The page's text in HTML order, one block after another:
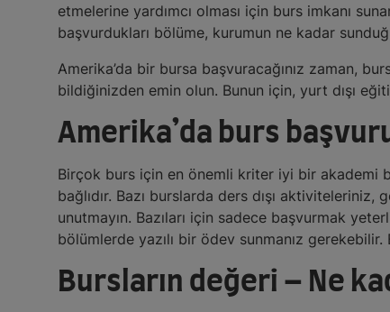
etmelerine yardımcı olması için burs imkanı
başvurdukları bölüme, kurumun ne kadar
Amerika’da bir bursa başvuracağınız zaman,
bildiğinizden emin olun. Bunun için, yurt dışı
Amerika’da burs
Birçok burs için en önemli kriter iyi bir akademi
bağlıdır. Bazı burslarda ders dışı
unutmayın. Bazıları için sadece başvurmak
bölümlerde yazılı bir ödev sunmanız
Bursların değeri – Ne